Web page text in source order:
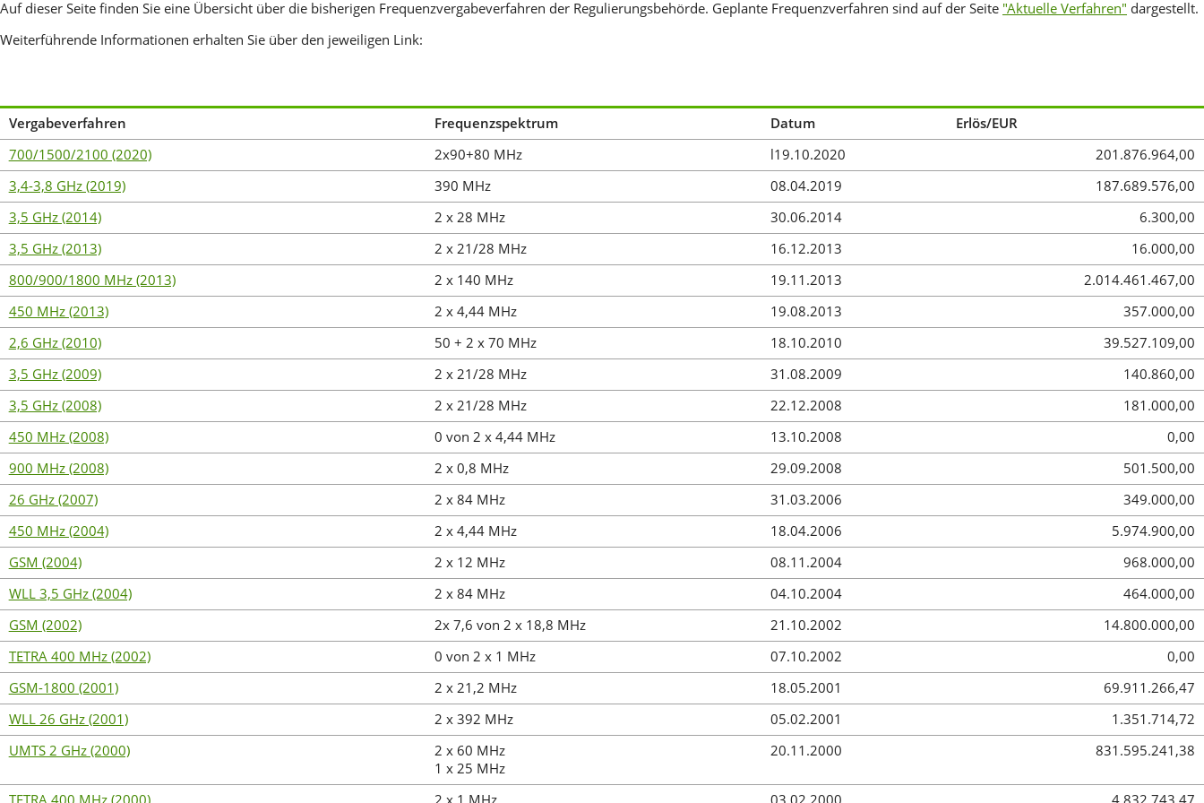
Auf dieser Seite finden Sie eine Übersicht über die bisherigen Frequenzvergabeverfahren der Regulierungsbehörde. Geplante Frequenzverfahren sind auf der Seite "Aktuelle Verfahren" dargestellt.
Weiterführende Informationen erhalten Sie über den jeweiligen Link:
Vergabeverfahren Frequenzspektrum Datum
Erlös/EUR
700/1500/2100 (2020)
2x90+80 MHz l19.10.2020
201.876.964,00
3,4-3,8 GHz (2019)
390 MHz 08.04.2019
187.689.576,00
3,5 GHz (2014)
2 x 28 MHz 30.06.2014
6.300,00
3,5 GHz (2013)
2 x 21/28 MHz 16.12.2013
16.000,00
800/900/1800 MHz (2013)
2 x 140 MHz 19.11.2013
2.014.461.467,00
450 MHz (2013)
2 x 4,44 MHz 19.08.2013
357.000,00
2,6 GHz (2010)
50 + 2 x 70 MHz 18.10.2010
39.527.109,00
3,5 GHz (2009)
2 x 21/28 MHz 31.08.2009
140.860,00
3,5 GHz (2008)
2 x 21/28 MHz 22.12.2008
181.000,00
450 MHz (2008)
0 von 2 x 4,44 MHz 13.10.2008
0,00
900 MHz (2008)
2 x 0,8 MHz 29.09.2008
501.500,00
26 GHz (2007)
2 x 84 MHz 31.03.2006
349.000,00
450 MHz (2004)
2 x 4,44 MHz 18.04.2006
5.974.900,00
GSM (2004)
2 x 12 MHz 08.11.2004
968.000,00
WLL 3,5 GHz (2004)
2 x 84 MHz 04.10.2004
464.000,00
GSM (2002)
2x 7,6 von 2 x 18,8 MHz 21.10.2002
14.800.000,00
TETRA 400 MHz (2002)
0 von 2 x 1 MHz 07.10.2002
0,00
GSM-1800 (2001)
2 x 21,2 MHz 18.05.2001
69.911.266,47
WLL 26 GHz (2001)
2 x 392 MHz 05.02.2001
1.351.714,72
UMTS 2 GHz (2000)
2 x 60 MHz
1 x 25 MHz
20.11.2000 831.595.241,38